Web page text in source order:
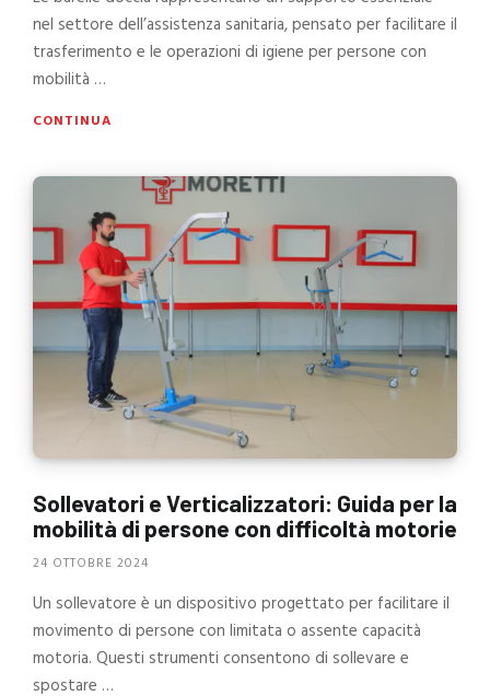
nel settore dell’assistenza sanitaria, pensato per facilitare il
trasferimento e le operazioni di igiene per persone con
mobilità …
CONTINUA
Sollevatori e Verticalizzatori: Guida per la
mobilità di persone con difficoltà motorie
24 OTTOBRE 2024
Un sollevatore è un dispositivo progettato per facilitare il
movimento di persone con limitata o assente capacità
motoria. Questi strumenti consentono di sollevare e
spostare …